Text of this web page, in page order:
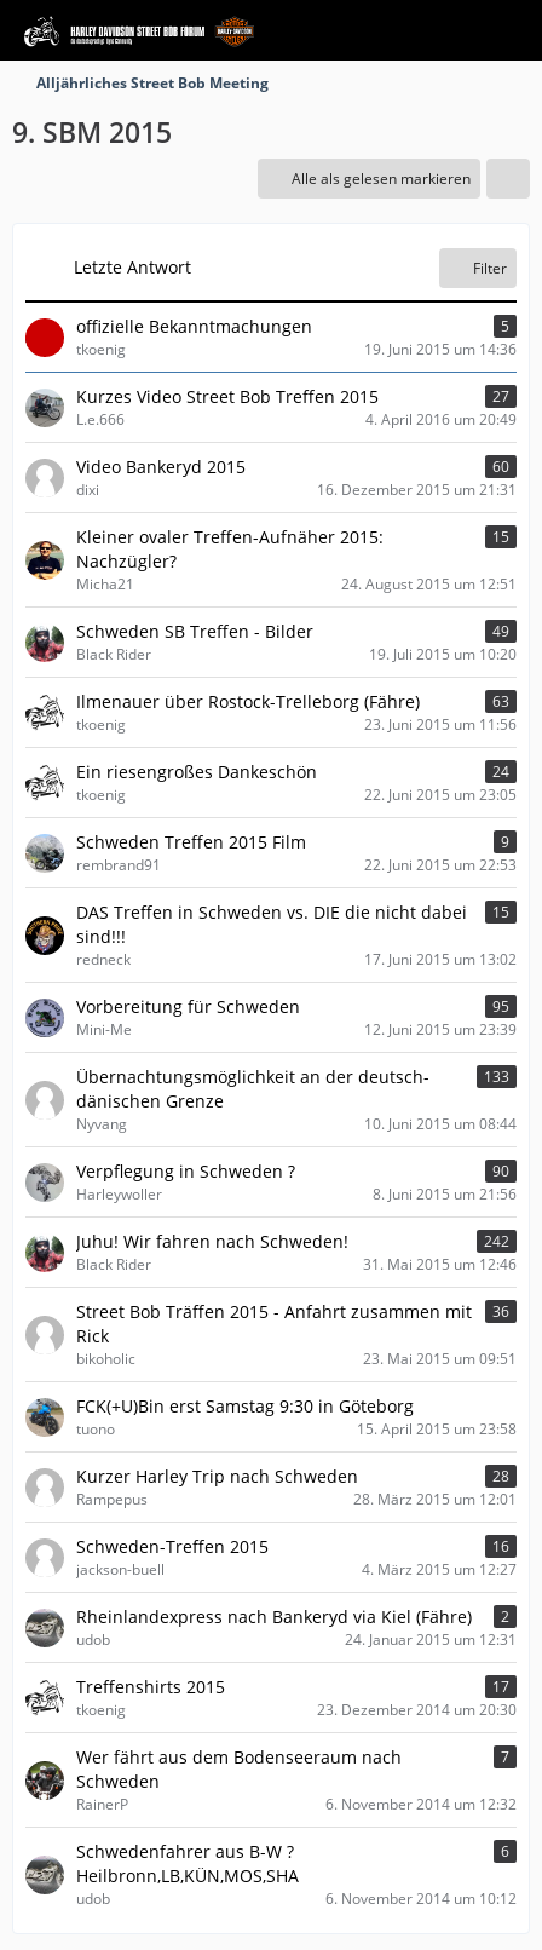
Alljährliches Street Bob Meeting
9. SBM 2015
Alle als gelesen markieren
Letzte Antwort Filter
offizielle Bekanntmachungen
5
tkoenig
19. Juni 2015 um 14:36
Kurzes Video Street Bob Treffen 2015
27
L.e.666
4. April 2016 um 20:49
Video Bankeryd 2015
60
dixi
16. Dezember 2015 um 21:31
Kleiner ovaler Treffen-Aufnäher 2015:
Nachzügler?
15
Micha21 24. August 2015 um 12:51
Schweden SB Treffen - Bilder
49
Black Rider
19. Juli 2015 um 10:20
Ilmenauer über Rostock-Trelleborg (Fähre)
63
tkoenig
23. Juni 2015 um 11:56
Ein riesengroßes Dankeschön
24
tkoenig
22. Juni 2015 um 23:05
Schweden Treffen 2015 Film
9
rembrand91
22. Juni 2015 um 22:53
DAS Treffen in Schweden vs. DIE die nicht dabei
sind!!!
15
redneck 17. Juni 2015 um 13:02
Vorbereitung für Schweden
95
Mini-Me
12. Juni 2015 um 23:39
Übernachtungsmöglichkeit an der deutsch-
dänischen Grenze
133
Nyvang 10. Juni 2015 um 08:44
Verpflegung in Schweden ?
90
Harleywoller
8. Juni 2015 um 21:56
Juhu! Wir fahren nach Schweden!
242
Black Rider
31. Mai 2015 um 12:46
Street Bob Träffen 2015 - Anfahrt zusammen mit
Rick
36
bikoholic 23. Mai 2015 um 09:51
FCK(+U)Bin erst Samstag 9:30 in Göteborg
tuono 15. April 2015 um 23:58
Kurzer Harley Trip nach Schweden
28
Rampepus
28. März 2015 um 12:01
Schweden-Treffen 2015
16
jackson-buell
4. März 2015 um 12:27
Rheinlandexpress nach Bankeryd via Kiel (Fähre)
2
udob
24. Januar 2015 um 12:31
Treffenshirts 2015
17
tkoenig
23. Dezember 2014 um 20:30
Wer fährt aus dem Bodenseeraum nach
Schweden
7
RainerP 6. November 2014 um 12:32
Schwedenfahrer aus B-W ?
Heilbronn,LB,KÜN,MOS,SHA
6
udob 6. November 2014 um 10:12